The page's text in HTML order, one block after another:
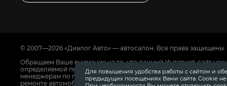
© 2007—2026 «Диалог Авто» — автосалон. Все права защищены.
Обращаем Ваше внимание на то, что данный Интернет-сайт
определяемой положениями Статьи 437 Гражданского
менеджерам по продажам автосалонов Диалог Авто. Для
ремонте автомобилей, запасных частях, дополнительном
Для повышения удобства работы с сайтом и
предыдущих посещениях Вами сайта. Cookie